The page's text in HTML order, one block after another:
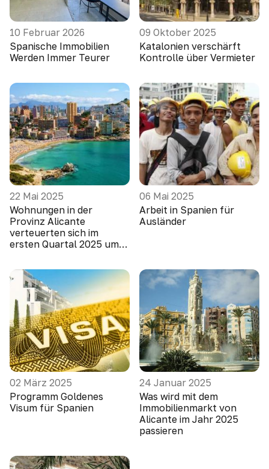
10 Februar 2026
Spanische Immobilien
Werden Immer Teurer
09 Oktober 2025
Katalonien verschärft
Kontrolle über Vermieter
22 Mai 2025
Wohnungen in der
Provinz Alicante
verteuerten sich im
ersten Quartal 2025 um
06 Mai 2025
Arbeit in Spanien für
Ausländer
02 März 2025
Programm Goldenes
Visum für Spanien
24 Januar 2025
Was wird mit dem
Immobilienmarkt von
Alicante im Jahr 2025
passieren